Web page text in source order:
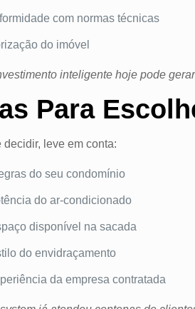
com normas técnicas
do imóvel
inteligente hoje pode
Para
decidir, leve em conta:
do seu condomínio
do ar-condicionado
disponível na sacada
do envidraçamento
da empresa contratada